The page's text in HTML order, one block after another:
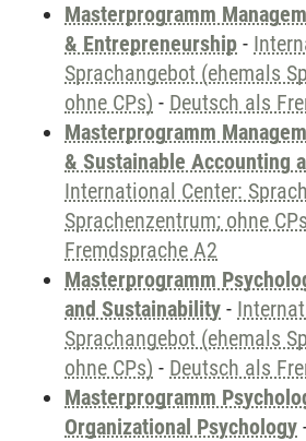
Masterprogramm
& Entrepreneurship -
Sprachangebot (ehemals
ohne CPs) - Deutsch als
Masterprogramm
& Sustainable Accounting
International Center:
Sprachenzentrum; ohne
Fremdsprache A2
Masterprogramm
and Sustainability -
Sprachangebot (ehemals
ohne CPs) - Deutsch als
Masterprogramm
Organizational Psychology